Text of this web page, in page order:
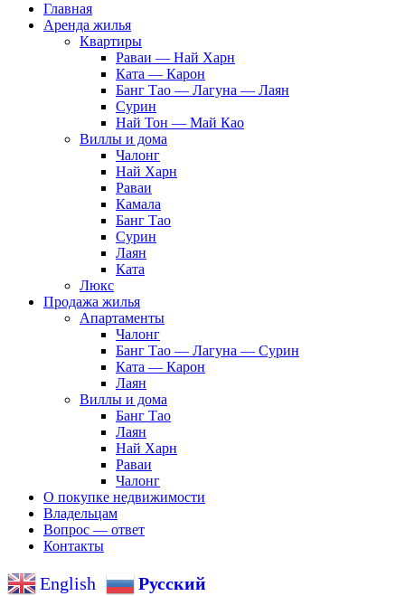
Главная
Аренда жилья
Квартиры
Раваи — Най Харн
Ката — Карон
Банг Тао — Лагуна — Лаян
Сурин
Най Тон — Май Као
Виллы и дома
Чалонг
Най Харн
Раваи
Камала
Банг Тао
Сурин
Лаян
Ката
Люкс
Продажа жилья
Апартаменты
Чалонг
Банг Тао — Лагуна — Сурин
Ката — Карон
Лаян
Виллы и дома
Банг Тао
Лаян
Най Харн
Раваи
Чалонг
О покупке недвижимости
Владельцам
Вопрос — ответ
Контакты
English Русский